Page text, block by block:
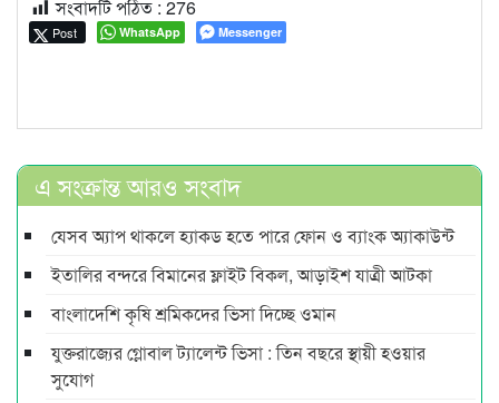
সংবাদটি পঠিত : 276
Post WhatsApp Messenger
এ সংক্রান্ত আরও সংবাদ
যেসব অ্যাপ থাকলে হ্যাকড হতে পারে ফোন ও ব্যাংক অ্যাকাউন্ট
ইতালির বন্দরে বিমানের ফ্লাইট বিকল, আড়াইশ যাত্রী আটকা
বাংলাদেশি কৃষি শ্রমিকদের ভিসা দিচ্ছে ওমান
যুক্তরাজ্যের গ্লোবাল ট্যালেন্ট ভিসা : তিন বছরে স্থায়ী হওয়ার
সুযোগ